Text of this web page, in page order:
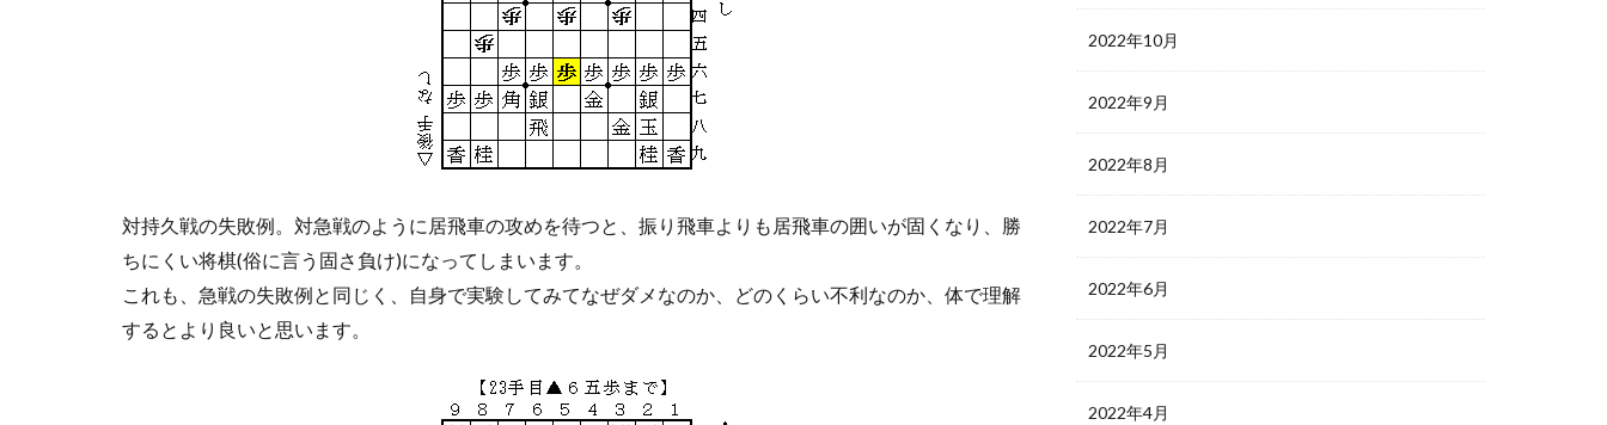
対持久戦の失敗例。対急戦のように居飛車の攻めを待つと、振り飛車よりも居飛車の囲いが固くなり、勝
ちにくい将棋(俗に言う固さ負け)になってしまいます。
これも、急戦の失敗例と同じく、自身で実験してみてなぜダメなのか、どのくらい不利なのか、体で理解
するとより良いと思います。
2022年10月
2022年9月
2022年8月
2022年7月
2022年6月
2022年5月
2022年4月